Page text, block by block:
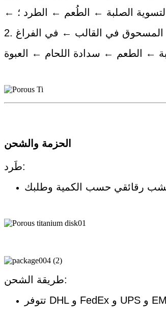
← التسوية الصلبة ← الطُعم ← الطرد ؛
في القالب ← في الفراغ
الحزمة والشحن
طَرد:
طريقة الشحن: